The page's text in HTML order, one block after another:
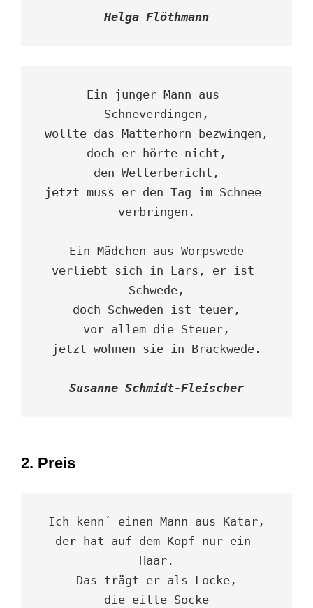
Helga Flöthmann
Ein junger Mann aus
Schneverdingen,
wollte das Matterhorn bezwingen,
doch er hörte nicht,
den Wetterbericht,
jetzt muss er den Tag im Schnee
verbringen.
Ein Mädchen aus Worpswede
verliebt sich in Lars, er ist
Schwede,
doch Schweden ist teuer,
vor allem die Steuer,
jetzt wohnen sie in Brackwede.
Susanne Schmidt-Fleischer
2. Preis
Ich kenn´ einen Mann aus Katar,
der hat auf dem Kopf nur ein
Haar.
Das trägt er als Locke,
die eitle Socke